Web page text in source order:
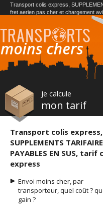
Transport colis express,
fret aerien pas cher et chargement
Je calcule
mon tarif
Transport colis express,
SUPPLEMENTS
PAYABLES EN SUS, tarif
express
Envoi moins cher, par
transporteur, quel coût ?
gain ?